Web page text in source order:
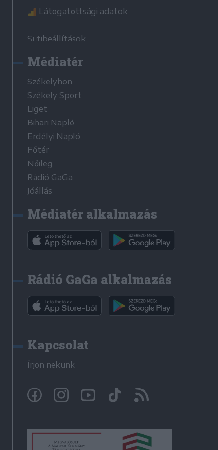
Látogatottsági adatok
Sütibeállítások
Médiatér
Székelyhon
Székely Sport
Liget
Bihari Napló
Erdélyi Napló
Főtér
Nőileg
Rádió GaGa
Jóállás
Médiatér alkalmazás
Rádió GaGa alkalmazás
Kapcsolat
Írjon nekünk